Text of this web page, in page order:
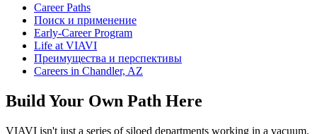
Career Paths
Поиск и применение
Early-Career Program
Life at VIAVI
Преимущества и перспективы
Careers in Chandler, AZ
Build Your Own Path Here
VIAVI isn't just a series of siloed departments working in a vacuum.